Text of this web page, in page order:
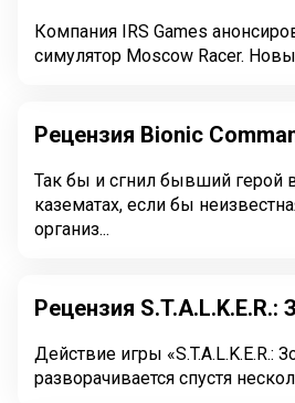
Компания IRS Games
симулятор Moscow Racer.
Рецензия Bionic
Так бы и сгнил бывший герой
казематах, если бы
организ...
Рецензия S.T.A.L.K.E.R.:
Действие игры «S.T.A.L.K.E.R.:
разворачивается спустя